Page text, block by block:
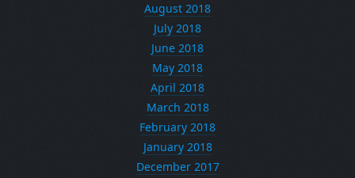
August 2018
July 2018
June 2018
May 2018
April 2018
March 2018
February 2018
January 2018
December 2017